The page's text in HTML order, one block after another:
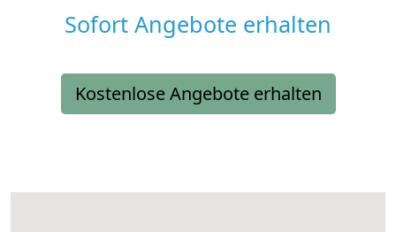
Sofort Angebote erhalten
Kostenlose Angebote erhalten